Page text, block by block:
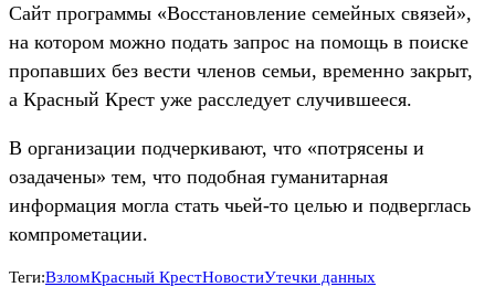
Сайт программы «Восстановление семейных связей»,
на котором можно подать запрос на помощь в поиске
пропавших без вести членов семьи, временно закрыт,
а Красный Крест уже расследует случившееся.
В организации подчеркивают, что «потрясены и
озадачены» тем, что подобная гуманитарная
информация могла стать чьей-то целью и подверглась
компрометации.
Теги:ВзломКрасный КрестНовостиУтечки данных